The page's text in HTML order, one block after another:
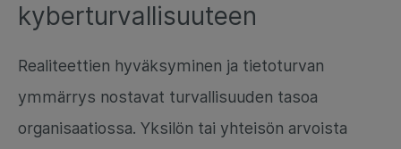
kyberturvallisuuteen
Realiteettien hyväksyminen ja tietoturvan
ymmärrys nostavat turvallisuuden tasoa
organisaatiossa. Yksilön tai yhteisön arvoista